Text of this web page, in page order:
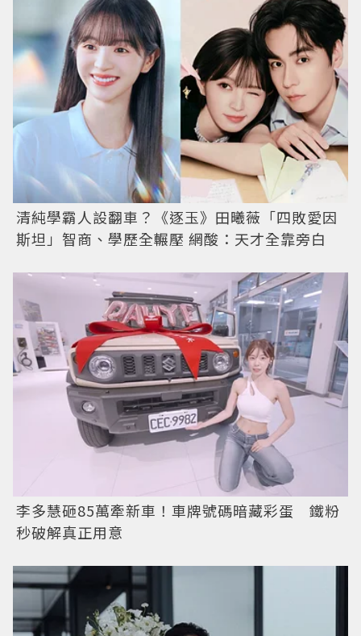
清純學霸人設翻車？《逐玉》田曦薇「四敗愛因
斯坦」智商、學歷全輾壓 網酸：天才全靠旁白
李多慧砸85萬牽新車！車牌號碼暗藏彩蛋 鐵粉
秒破解真正用意